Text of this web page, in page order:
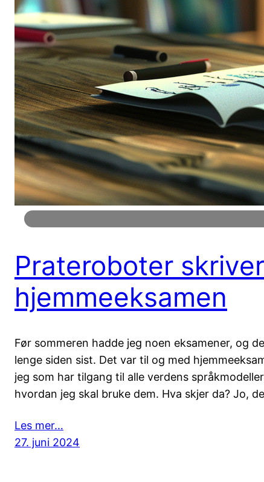
Prateroboter skriver
hjemmeeksamen
Før sommeren hadde jeg noen eksamener, og
lenge siden sist. Det var til og med
jeg som har tilgang til alle verdens
hvordan jeg skal bruke dem. Hva skjer da? Jo,
Les mer…
27. juni 2024